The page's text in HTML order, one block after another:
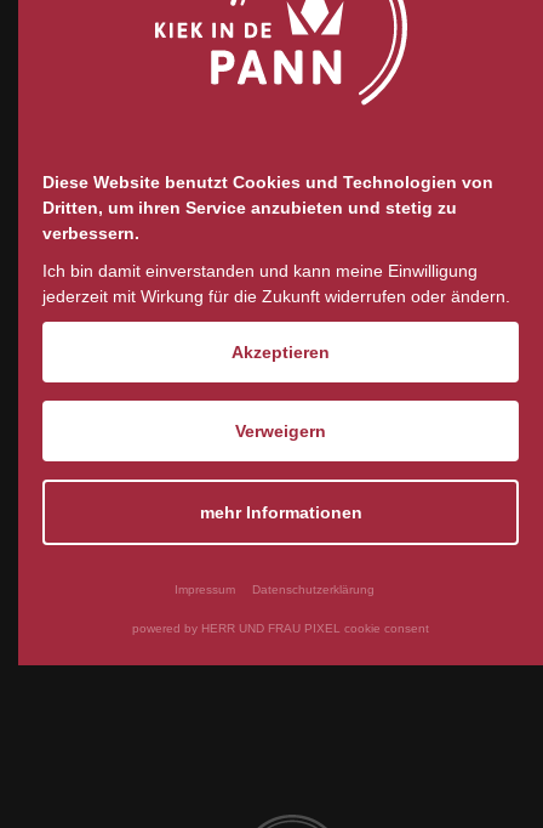
Diese Website benutzt Cookies und Technologien von
Dritten, um ihren Service anzubieten und stetig zu
verbessern.
Ich bin damit einverstanden und kann meine Einwilligung
jederzeit mit Wirkung für die Zukunft widerrufen oder ändern.
Akzeptieren
Verweigern
mehr Informationen
Impressum Datenschutzerklärung
powered by HERR UND FRAU PIXEL cookie consent